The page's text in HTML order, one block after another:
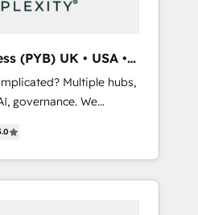
implementations
Impact Award -
HubSpot Impact
Excellence
- Platform Excellence
100s of
with
(PYB) UK • USA •
Multiple hubs,
We
so your team can
our
team training • CRM